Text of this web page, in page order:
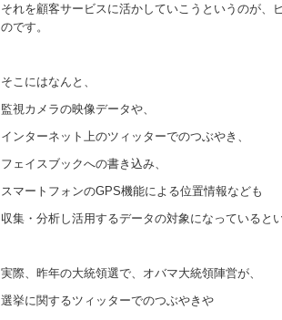
それを顧客サービスに活かしていこうというのが、
のです。
そこにはなんと、
監視カメラの映像データや、
インターネット上のツィッターでのつぶやき、
フェイスブックへの書き込み、
スマートフォンのGPS機能による位置情報なども
収集・分析し活用するデータの対象になっていると
実際、昨年の大統領選で、オバマ大統領陣営が、
選挙に関するツィッターでのつぶやきや